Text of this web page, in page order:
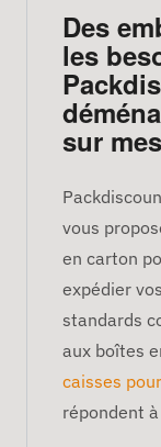
Des
les
sur
vous
en carton
expédier
standards
aux boîtes
caisses
répondent